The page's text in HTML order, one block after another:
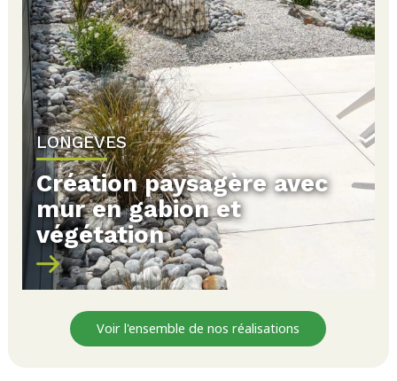
LONGEVES
Création paysagère avec
mur en gabion et
végétation
Voir l'ensemble de nos réalisations